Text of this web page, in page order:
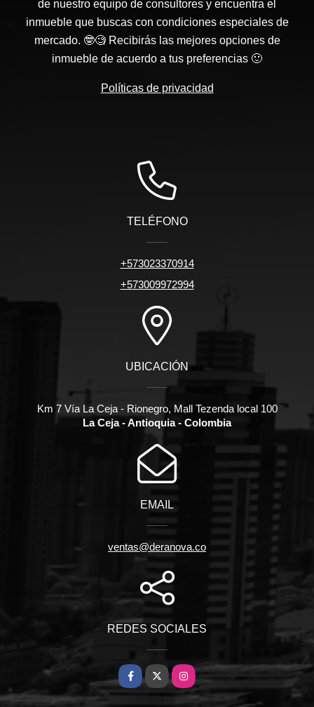
de nuestro equipo de consultores y encuentra el
inmueble que buscas con condiciones especiales de
mercado. 🤓🧐 Recibirás las mejores opciones de
inmueble de acuerdo a tus preferencias 🙂
Políticas de privacidad
TELÉFONO
+573023370914
+573009972994
UBICACIÓN
Km 7 Vía La Ceja - Rionegro, Mall Tezenda local 100
La Ceja - Antioquia - Colombia
EMAIL
ventas@deranova.co
REDES SOCIALES
Facebook
X Instagram